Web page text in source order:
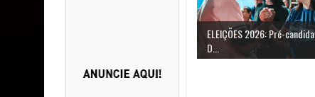
ELEIÇÕES 2026: Pré-
D...